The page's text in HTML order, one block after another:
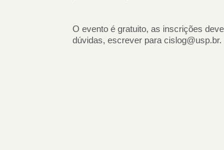
O evento é gratuito, as inscrições
dúvidas, escrever para cislog@usp.br.